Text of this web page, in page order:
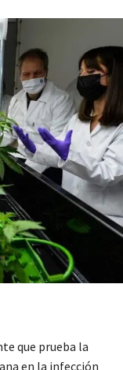
que prueba la
en la infección